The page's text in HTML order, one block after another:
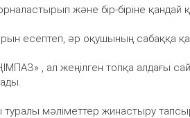
және бір-біріне
есептеп, әр оқушының сабаққа
, ал жеңілген топқа алдағы
мәліметтер жинастыру